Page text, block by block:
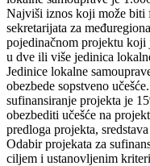
Najviši iznos koji može biti
sekretarijata za
pojedinačnom projektu koji
u dve ili više jedinica
Jedinice lokalne
obezbede sopstveno
sufinansiranje projekta je
obezbediti učešće na
predloga projekta,
Odabir projekata za
ciljem i ustanovljenim